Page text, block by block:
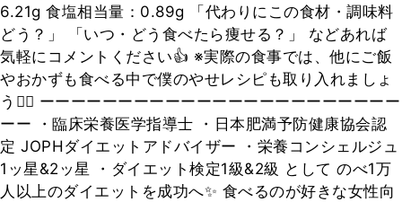
6.21g 食塩相当量：0.89g 「代わりにこの食材・調味料
どう？」 「いつ・どう食べたら痩せる？」 などあれば
気軽にコメントください👍 ※実際の食事では、他にご飯
やおかずも食べる中で僕のやせレシピも取り入れましょ
う🙆‍♂️ ーーーーーーーーーーーーーーーーーーーーーーー
ーー ・臨床栄養医学指導士 ・日本肥満予防健康協会認
定 JOPHダイエットアドバイザー ・栄養コンシェルジュ
1ッ星&2ッ星 ・ダイエット検定1級&2級 として のべ1万
人以上のダイエットを成功へ✨ 食べるのが好きな女性向